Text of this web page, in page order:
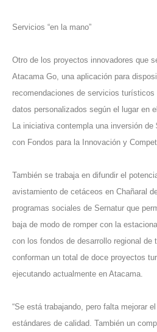
Servicios “en la mano”
Otro de los proyectos innovadores que
Atacama Go, una aplicación para
recomendaciones de servicios turísticos
datos personalizados según el lugar en
La iniciativa contempla una inversión
con Fondos para la Innovación y
También se trabaja en difundir el
avistamiento de cetáceos en Chañaral
programas sociales de Sernatur que
baja de modo de romper con la
con los fondos de desarrollo regional de
conforman un total de doce proyectos
ejecutando actualmente en Atacama.
“Se está trabajando, pero falta mejorar
estándares de calidad. También un